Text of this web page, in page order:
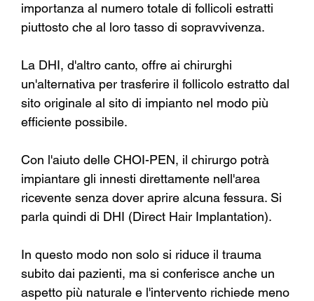
importanza al numero totale di follicoli estratti
piuttosto che al loro tasso di sopravvivenza.
La DHI, d'altro canto, offre ai chirurghi
un'alternativa per trasferire il follicolo estratto dal
sito originale al sito di impianto nel modo più
efficiente possibile.
Con l'aiuto delle CHOI-PEN, il chirurgo potrà
impiantare gli innesti direttamente nell'area
ricevente senza dover aprire alcuna fessura. Si
parla quindi di DHI (Direct Hair Implantation).
In questo modo non solo si riduce il trauma
subito dai pazienti, ma si conferisce anche un
aspetto più naturale e l'intervento richiede meno